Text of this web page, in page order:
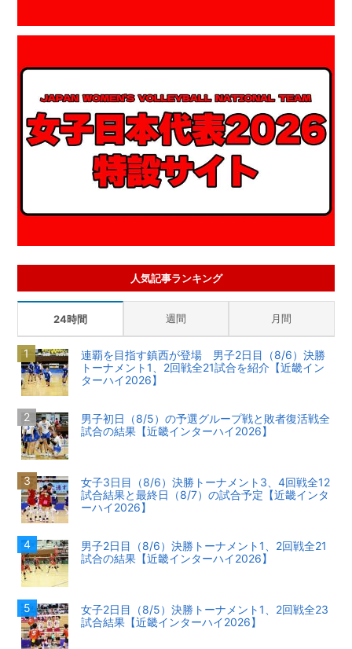
人気記事ランキング
24時間 週間 月間
連覇を目指す鎮西が登場 男子2日目（8/6）決勝
トーナメント1、2回戦全21試合を紹介【近畿イン
ターハイ2026】
男子初日（8/5）の予選グループ戦と敗者復活戦全
試合の結果【近畿インターハイ2026】
女子3日目（8/6）決勝トーナメント3、4回戦全12
試合結果と最終日（8/7）の試合予定【近畿インタ
ーハイ2026】
男子2日目（8/6）決勝トーナメント1、2回戦全21
試合の結果【近畿インターハイ2026】
女子2日目（8/5）決勝トーナメント1、2回戦全23
試合結果【近畿インターハイ2026】